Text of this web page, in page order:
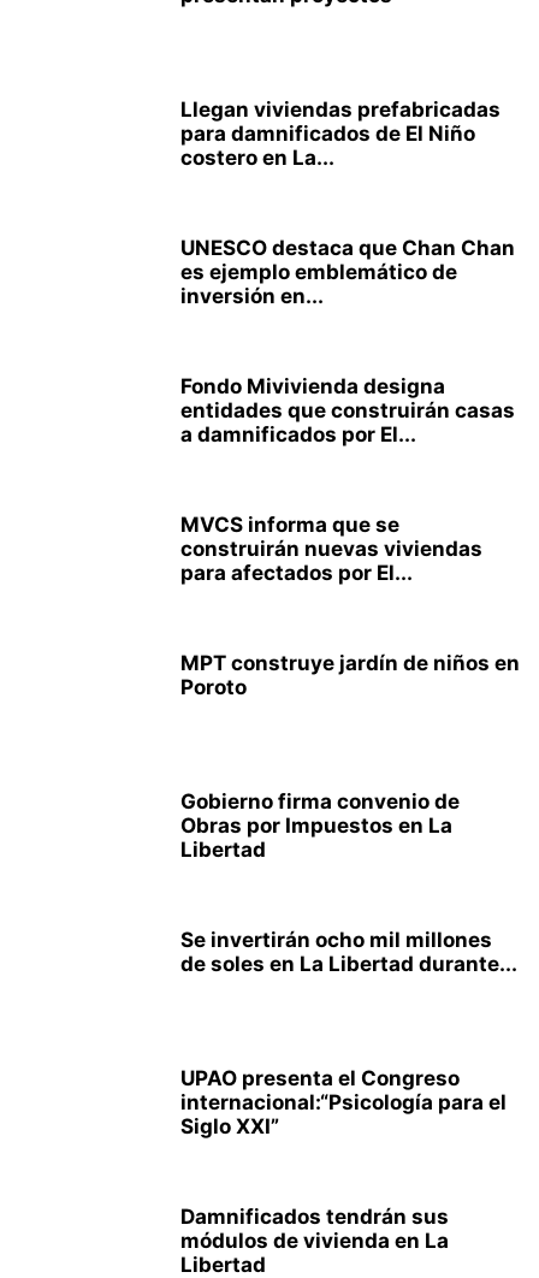
Llegan viviendas prefabricadas
para damnificados de El Niño
costero en La...
UNESCO destaca que Chan Chan
es ejemplo emblemático de
inversión en...
Fondo Mivivienda designa
entidades que construirán casas
a damnificados por El...
MVCS informa que se
construirán nuevas viviendas
para afectados por El...
MPT construye jardín de niños en
Poroto
Gobierno firma convenio de
Obras por Impuestos en La
Libertad
Se invertirán ocho mil millones
de soles en La Libertad durante...
UPAO presenta el Congreso
internacional:“Psicología para el
Siglo XXI”
Damnificados tendrán sus
módulos de vivienda en La
Libertad